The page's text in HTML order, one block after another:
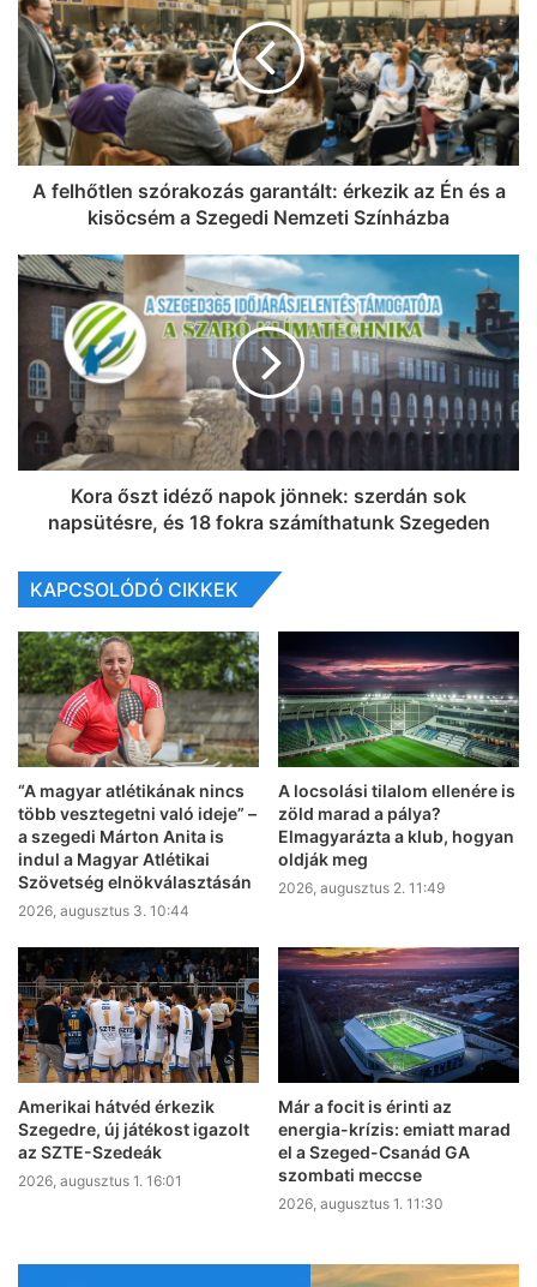
A felhőtlen szórakozás garantált: érkezik az Én és a
kisöcsém a Szegedi Nemzeti Színházba
Kora őszt idéző napok jönnek: szerdán sok
napsütésre, és 18 fokra számíthatunk Szegeden
KAPCSOLÓDÓ CIKKEK
“A magyar atlétikának nincs
több vesztegetni való ideje” –
a szegedi Márton Anita is
indul a Magyar Atlétikai
Szövetség elnökválasztásán
2026, augusztus 3. 10:44
A locsolási tilalom ellenére is
zöld marad a pálya?
Elmagyarázta a klub, hogyan
oldják meg
2026, augusztus 2. 11:49
Amerikai hátvéd érkezik
Szegedre, új játékost igazolt
az SZTE-Szedeák
2026, augusztus 1. 16:01
Már a focit is érinti az
energia-krízis: emiatt marad
el a Szeged-Csanád GA
szombati meccse
2026, augusztus 1. 11:30